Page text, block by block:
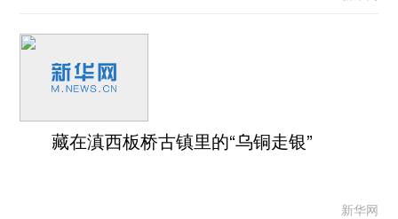
藏在滇西板桥古镇里的“乌铜走银”
新华网